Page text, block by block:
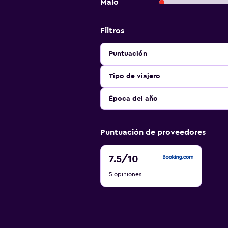
Malo
Filtros
Puntuación
Tipo de viajero
Época del año
Puntuación de proveedores
7.5/10
7.5
10
5 opiniones